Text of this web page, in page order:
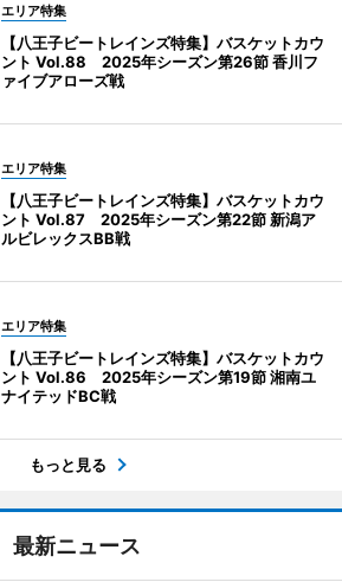
エリア特集
【八王子ビートレインズ特集】バスケットカウ
ント Vol.88 2025年シーズン第26節 香川フ
ァイブアローズ戦
エリア特集
【八王子ビートレインズ特集】バスケットカウ
ント Vol.87 2025年シーズン第22節 新潟ア
ルビレックスBB戦
エリア特集
【八王子ビートレインズ特集】バスケットカウ
ント Vol.86 2025年シーズン第19節 湘南ユ
ナイテッドBC戦
もっと見る
最新ニュース